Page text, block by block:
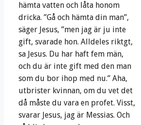
hämta vatten och låta honom
dricka. ”Gå och hämta din man”,
säger Jesus, ”men jag är ju inte
gift, svarade hon. Alldeles riktgt,
sa Jesus. Du har haft fem män,
och du är inte gift med den man
som du bor ihop med nu.” Aha,
utbrister kvinnan, om du vet det
då måste du vara en profet. Visst,
svarar Jesus, jag är Messias. Och